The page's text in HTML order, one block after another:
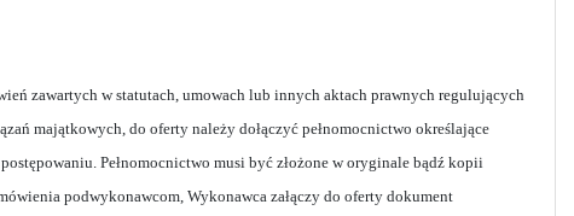
zawartych w statutach, umowach lub innych aktach prawnych regulujących
majątkowych, do oferty należy dołączyć pełnomocnictwo określające
Pełnomocnictwo musi być złożone w oryginale bądź kopii
podwykonawcom, Wykonawca załączy do oferty dokument